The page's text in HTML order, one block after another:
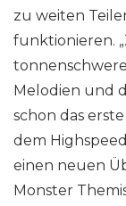
zu weiten
funktionieren.
Melodien und
schon das
dem
einen neuen
Monster